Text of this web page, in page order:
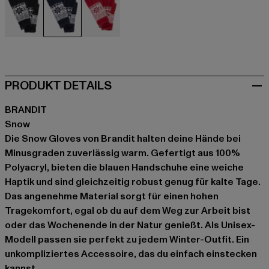
PRODUKT DETAILS
BRANDIT
Snow
Die Snow Gloves von Brandit halten deine Hände bei
Minusgraden zuverlässig warm. Gefertigt aus 100%
Polyacryl, bieten die blauen Handschuhe eine weiche
Haptik und sind gleichzeitig robust genug für kalte Tage.
Das angenehme Material sorgt für einen hohen
Tragekomfort, egal ob du auf dem Weg zur Arbeit bist
oder das Wochenende in der Natur genießt. Als Unisex-
Modell passen sie perfekt zu jedem Winter-Outfit. Ein
unkompliziertes Accessoire, das du einfach einstecken